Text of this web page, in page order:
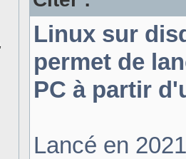
Linux sur
permet de
PC à partir
Lancé en